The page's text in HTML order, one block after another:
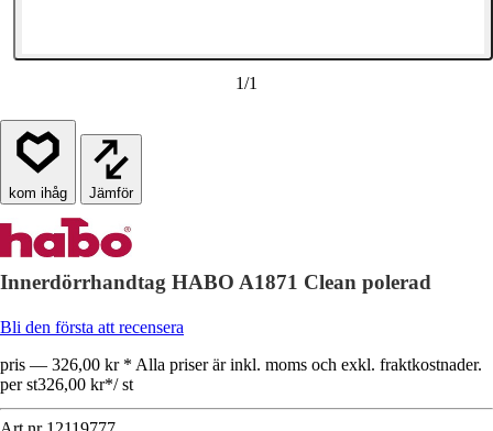
1/1
Jämför
Innerdörrhandtag HABO A1871 Clean polerad
Bli den första att recensera
pris — 326,00 kr * Alla priser är inkl. moms och exkl. fraktkostnader.
per st326,00 kr*/ st